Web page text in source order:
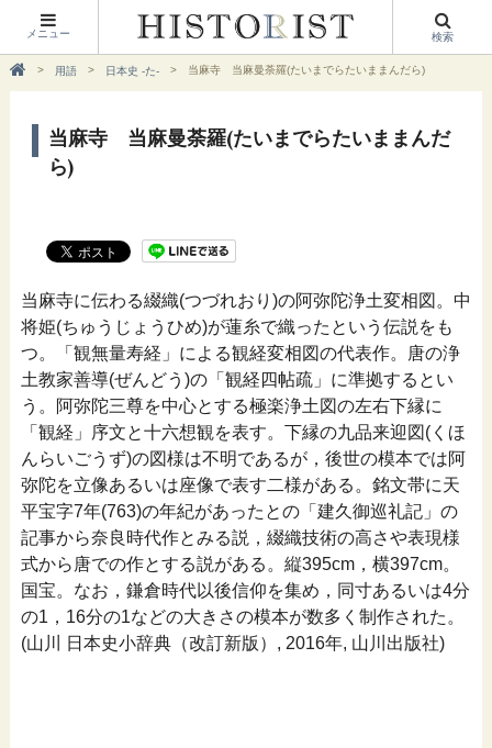
メニュー 検索
用語 日本史 -た- 当麻寺 当麻曼荼羅(たいまでらたいままんだら)
当麻寺 当麻曼荼羅(たいまでらたいままんだ
ら)
当麻寺に伝わる綴織(つづれおり)の阿弥陀浄土変相図。中
将姫(ちゅうじょうひめ)が蓮糸で織ったという伝説をも
つ。「観無量寿経」による観経変相図の代表作。唐の浄
土教家善導(ぜんどう)の「観経四帖疏」に準拠するとい
う。阿弥陀三尊を中心とする極楽浄土図の左右下縁に
「観経」序文と十六想観を表す。下縁の九品来迎図(くほ
んらいごうず)の図様は不明であるが，後世の模本では阿
弥陀を立像あるいは座像で表す二様がある。銘文帯に天
平宝字7年(763)の年紀があったとの「建久御巡礼記」の
記事から奈良時代作とみる説，綴織技術の高さや表現様
式から唐での作とする説がある。縦395cm，横397cm。
国宝。なお，鎌倉時代以後信仰を集め，同寸あるいは4分
の1，16分の1などの大きさの模本が数多く制作された。
(山川 日本史小辞典（改訂新版）, 2016年, 山川出版社)